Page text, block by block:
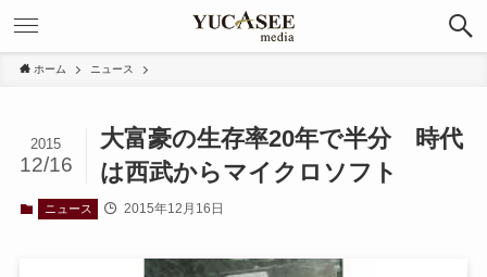
ホーム ニュース
大富豪の生存率20年で半分 時代
は西武からマイクロソフト
2015
12/16
ニュース 2015年12月16日